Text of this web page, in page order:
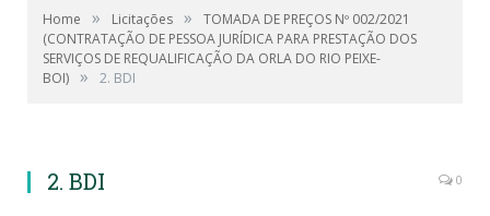
Home » Licitações »
TOMADA DE PREÇOS Nº 002/2021
(CONTRATAÇÃO DE PESSOA JURÍDICA PARA PRESTAÇÃO DOS
SERVIÇOS DE REQUALIFICAÇÃO DA ORLA DO RIO PEIXE-
BOI) » 2. BDI
2. BDI 0